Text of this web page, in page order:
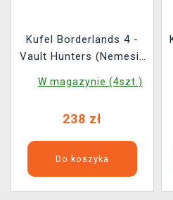
Kufel Borderlands 4 -
Vault Hunters (Nemesis
W magazynie (4szt.)
238 zł
Do koszyka